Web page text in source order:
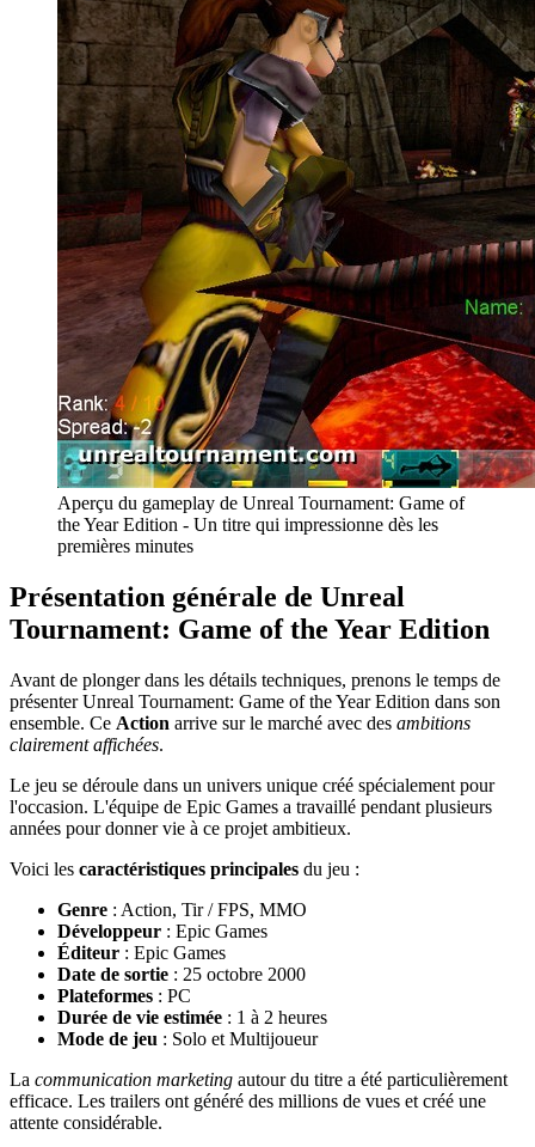
Aperçu du gameplay de Unreal Tournament: Game of
the Year Edition - Un titre qui impressionne dès les
premières minutes
Présentation générale de Unreal
Tournament: Game of the Year Edition
Avant de plonger dans les détails techniques, prenons le temps de
présenter Unreal Tournament: Game of the Year Edition dans son
ensemble. Ce Action arrive sur le marché avec des ambitions
clairement affichées.
Le jeu se déroule dans un univers unique créé spécialement pour
l'occasion. L'équipe de Epic Games a travaillé pendant plusieurs
années pour donner vie à ce projet ambitieux.
Voici les caractéristiques principales du jeu :
Genre : Action, Tir / FPS, MMO
Développeur : Epic Games
Éditeur : Epic Games
Date de sortie : 25 octobre 2000
Plateformes : PC
Durée de vie estimée : 1 à 2 heures
Mode de jeu : Solo et Multijoueur
La communication marketing autour du titre a été particulièrement
efficace. Les trailers ont généré des millions de vues et créé une
attente considérable.